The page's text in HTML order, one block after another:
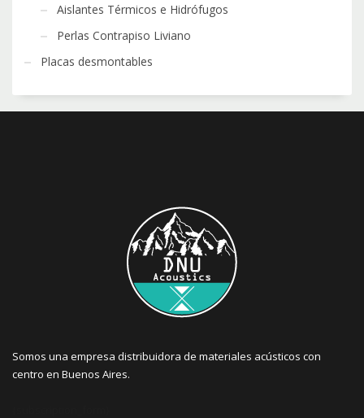
Aislantes Térmicos e Hidrófugos
Perlas Contrapiso Liviano
Placas desmontables
Somos una empresa distribuidora de materiales acústicos con
centro en Buenos Aires.